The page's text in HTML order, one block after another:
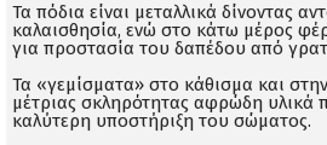
Τα πόδια είναι μεταλλικά δίνοντας
καλαισθησία, ενώ στο κάτω μέρος
για προστασία του δαπέδου από
Τα «γεμίσματα» στο κάθισμα και
μέτριας σκληρότητας αφρώδη
καλύτερη υποστήριξη του σώματος.